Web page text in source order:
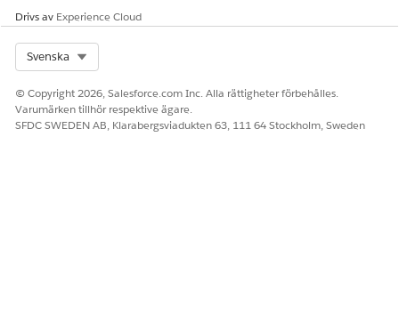
Drivs av Experience Cloud
Svenska
© Copyright 2026, Salesforce.com Inc. Alla rättigheter förbehålles.
Varumärken tillhör respektive ägare.
SFDC SWEDEN AB, Klarabergsviadukten 63, 111 64 Stockholm, Sweden